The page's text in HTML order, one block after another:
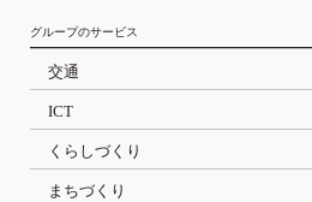
グループのサービス
交通
ICT
くらしづくり
まちづくり